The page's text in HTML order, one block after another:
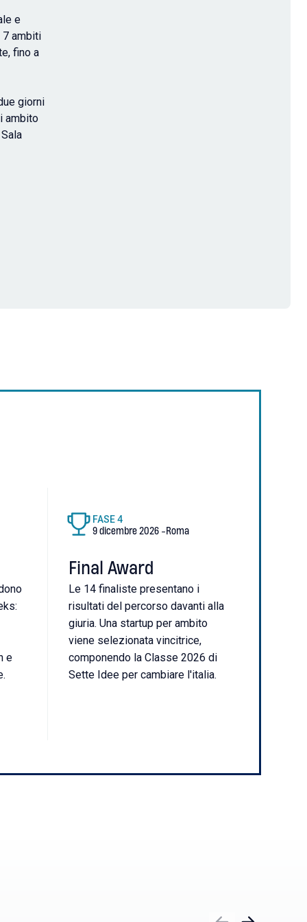
e
7 ambiti
fino a
giorni
ambito
e
FASE4
9 dicembre 2026 - Roma
Final Award
Le 14 finaliste presentano i
risultati del percorso davanti alla
giuria. Una startup per ambito
viene selezionata vincitrice,
componendo la Classe 2026 di
Sette Idee per cambiare l'italia.